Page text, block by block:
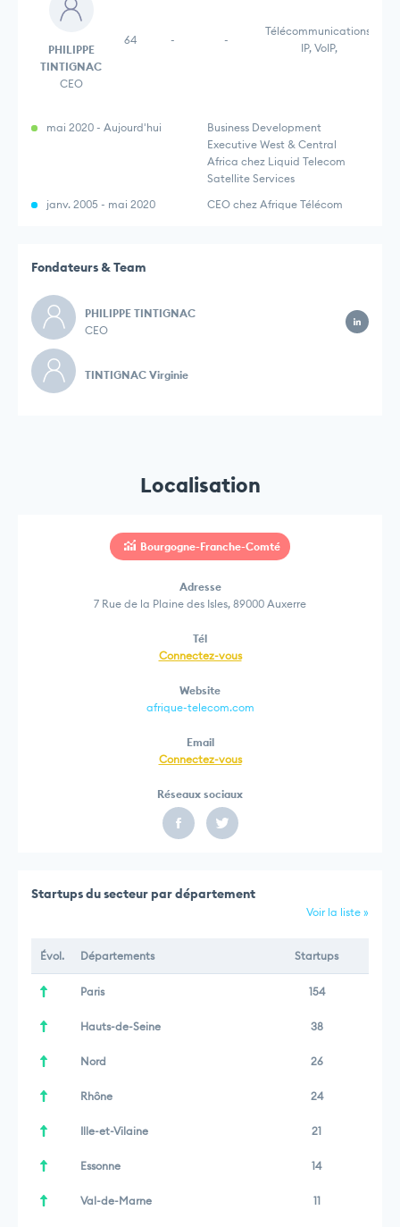
PHILIPPE
TINTIGNAC
CEO
64 - -
Télécommunications,
IP, VoIP,
mai 2020 - Aujourd'hui
Business Development
Executive West & Central
Africa chez Liquid Telecom
Satellite Services
janv. 2005 - mai 2020
CEO chez Afrique Télécom
Fondateurs & Team
PHILIPPE TINTIGNAC
CEO
TINTIGNAC Virginie
Localisation
Bourgogne-Franche-Comté
Adresse
7 Rue de la Plaine des Isles, 89000 Auxerre
Tél
Connectez-vous
Website
afrique-telecom.com
Email
Connectez-vous
Réseaux sociaux
Startups du secteur par département
Voir la liste »
Évol. Départements Startups
Paris 154
Hauts-de-Seine 38
Nord 26
Rhône 24
Ille-et-Vilaine 21
Essonne 14
Val-de-Marne 11